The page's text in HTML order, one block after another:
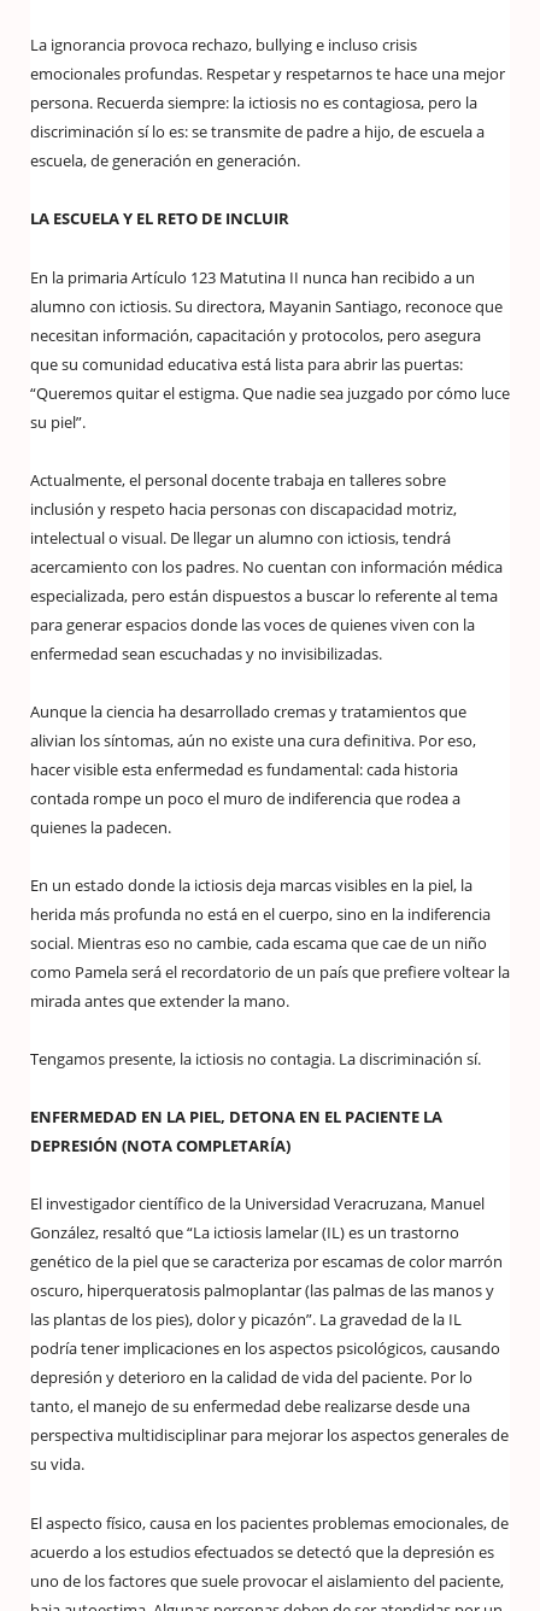
La ignorancia provoca rechazo, bullying e incluso crisis
emocionales profundas. Respetar y respetarnos te hace una mejor
persona. Recuerda siempre: la ictiosis no es contagiosa, pero la
discriminación sí lo es: se transmite de padre a hijo, de escuela a
escuela, de generación en generación.
LA ESCUELA Y EL RETO DE INCLUIR
En la primaria Artículo 123 Matutina II nunca han recibido a un
alumno con ictiosis. Su directora, Mayanin Santiago, reconoce que
necesitan información, capacitación y protocolos, pero asegura
que su comunidad educativa está lista para abrir las puertas:
“Queremos quitar el estigma. Que nadie sea juzgado por cómo luce
su piel”.
Actualmente, el personal docente trabaja en talleres sobre
inclusión y respeto hacia personas con discapacidad motriz,
intelectual o visual. De llegar un alumno con ictiosis, tendrá
acercamiento con los padres. No cuentan con información médica
especializada, pero están dispuestos a buscar lo referente al tema
para generar espacios donde las voces de quienes viven con la
enfermedad sean escuchadas y no invisibilizadas.
Aunque la ciencia ha desarrollado cremas y tratamientos que
alivian los síntomas, aún no existe una cura definitiva. Por eso,
hacer visible esta enfermedad es fundamental: cada historia
contada rompe un poco el muro de indiferencia que rodea a
quienes la padecen.
En un estado donde la ictiosis deja marcas visibles en la piel, la
herida más profunda no está en el cuerpo, sino en la indiferencia
social. Mientras eso no cambie, cada escama que cae de un niño
como Pamela será el recordatorio de un país que prefiere voltear la
mirada antes que extender la mano.
Tengamos presente, la ictiosis no contagia. La discriminación sí.
ENFERMEDAD EN LA PIEL, DETONA EN EL PACIENTE LA
DEPRESIÓN (NOTA COMPLETARÍA)
El investigador científico de la Universidad Veracruzana, Manuel
González, resaltó que “La ictiosis lamelar (IL) es un trastorno
genético de la piel que se caracteriza por escamas de color marrón
oscuro, hiperqueratosis palmoplantar (las palmas de las manos y
las plantas de los pies), dolor y picazón”. La gravedad de la IL
podría tener implicaciones en los aspectos psicológicos, causando
depresión y deterioro en la calidad de vida del paciente. Por lo
tanto, el manejo de su enfermedad debe realizarse desde una
perspectiva multidisciplinar para mejorar los aspectos generales de
su vida.
El aspecto físico, causa en los pacientes problemas emocionales, de
acuerdo a los estudios efectuados se detectó que la depresión es
uno de los factores que suele provocar el aislamiento del paciente,